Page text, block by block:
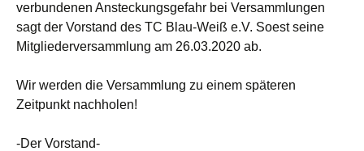
verbundenen Ansteckungsgefahr bei Versammlungen
sagt der Vorstand des TC Blau-Weiß e.V. Soest seine
Mitgliederversammlung am 26.03.2020 ab.
Wir werden die Versammlung zu einem späteren
Zeitpunkt nachholen!
-Der Vorstand-